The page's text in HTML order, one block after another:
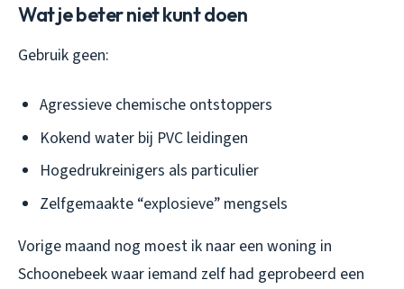
Wat je beter niet kunt doen
Gebruik geen:
Agressieve chemische ontstoppers
Kokend water bij PVC leidingen
Hogedrukreinigers als particulier
Zelfgemaakte “explosieve” mengsels
Vorige maand nog moest ik naar een woning in
Schoonebeek waar iemand zelf had geprobeerd een